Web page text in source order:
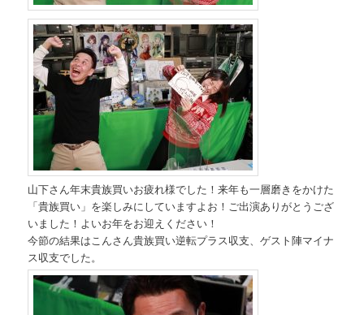
山下さん年末貴族買いお疲れ様でした！来年も一層磨きをかけた
「貴族買い」を楽しみにしていますよお！ご出演ありがとうござ
いました！よいお年をお迎えください！
今節の結果はこんさん貴族買い逆転プラス収支、ゲスト陣マイナ
ス収支でした。